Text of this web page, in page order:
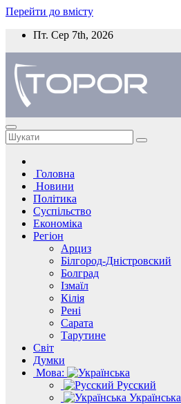
Перейти до вмісту
Пт. Сер 7th, 2026
Головна
Новини
Політика
Суспільство
Економіка
Регіон
Арциз
Білгород-Дністровский
Болград
Ізмаїл
Кілія
Рені
Сарата
Тарутине
Світ
Думки
Мова:
Русский
Українська